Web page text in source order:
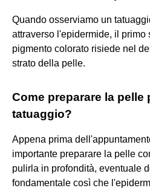
Quando osserviamo un
attraverso l'epidermide, il primo
pigmento colorato risiede nel
strato della pelle.
Come preparare la pelle
tatuaggio?
Appena prima
importante preparare la pelle
pulirla in profondità, eventuale
fondamentale così che